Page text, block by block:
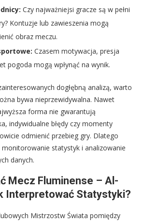
Czy najważniejsi gracze są w pełni
Kontuzje lub zawieszenia mogą
obraz meczu.
Czasem motywacja, presja
pogoda mogą wpłynąć na wynik.
dogłębną analizą, warto
bywa nieprzewidywalna. Nawet
forma nie gwarantują
indywidualne błędy czy momenty
odmienić przebieg gry. Dlatego
monitorowanie statystyk i analizowanie
danych.
Mecz Fluminense – Al-
Interpretować Statystyki?
Mistrzostw Świata pomiędzy